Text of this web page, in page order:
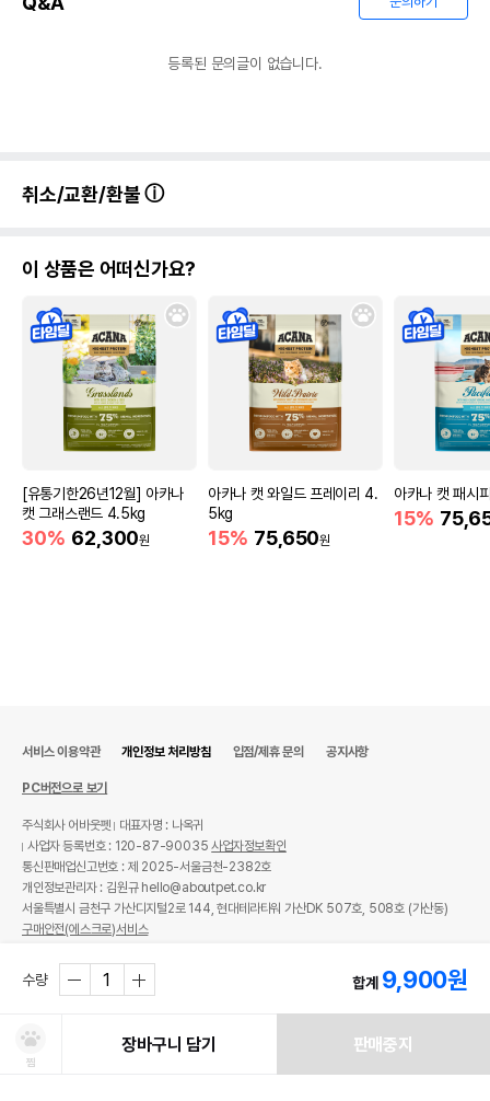
등록된 문의글이 없습니다.
취소/교환/환불
이 상품은 어떠신가요?
[유통기한26년12월] 아카나
캣 그래스랜드 4.5kg
30% 62,300원
아카나 캣 와일드 프레이리 4.
5kg
15% 75,650원
아카나 캣 패시
15%
수량 합계 9,900원
찜
장바구니 담기 판매중지
서비스 이용약관 개인정보 처리방침 입점/제휴 문의 공지사항
PC버전으로 보기
주식회사 어바웃펫
대표자명 : 나옥귀
사업자 등록번호 : 120-87-90035사업자정보확인
통신판매업신고번호 : 제 2025-서울금천-2382호
개인정보관리자 : 김원규 hello@aboutpet.co.kr
서울특별시 금천구 가산디지털2로 144, 현대테라타워 가산DK 507호, 508호 (가산동)
구매안전(에스크로)서비스